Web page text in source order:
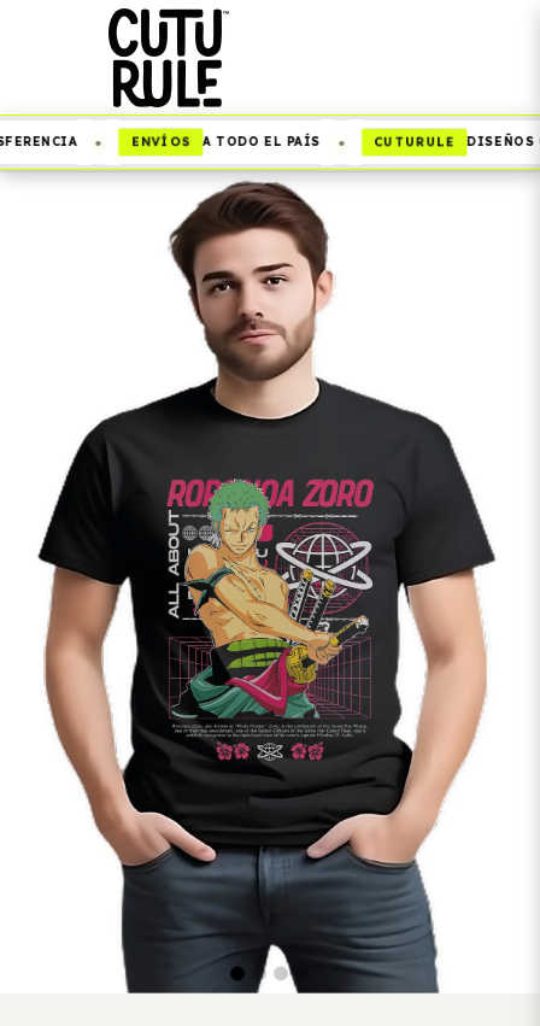
ENVÍOS A TODO EL PAÍS CUTURULE DISEÑOS